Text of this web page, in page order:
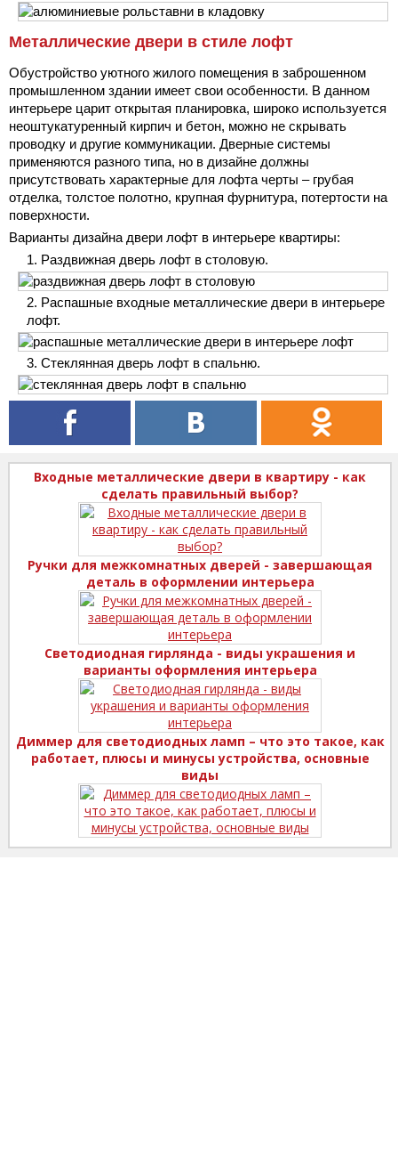
Металлические двери в стиле лофт
Обустройство уютного жилого помещения в заброшенном
промышленном здании имеет свои особенности. В данном
интерьере царит открытая планировка, широко используется
неоштукатуренный кирпич и бетон, можно не скрывать
проводку и другие коммуникации. Дверные системы
применяются разного типа, но в дизайне должны
присутствовать характерные для лофта черты – грубая
отделка, толстое полотно, крупная фурнитура, потертости на
поверхности.
Варианты дизайна двери лофт в интерьере квартиры:
Раздвижная дверь лофт в столовую.
Распашные входные металлические двери в интерьере
лофт.
Стеклянная дверь лофт в спальню.
Входные металлические двери в квартиру - как
сделать правильный выбор?
Ручки для межкомнатных дверей - завершающая
деталь в оформлении интерьера
Светодиодная гирлянда - виды украшения и
варианты оформления интерьера
Диммер для светодиодных ламп – что это такое, как
работает, плюсы и минусы устройства, основные
виды